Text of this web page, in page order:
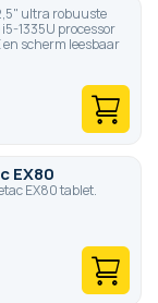
ultra robuuste
i5-1335U processor
en scherm leesbaar
EX80
EX80 tablet.